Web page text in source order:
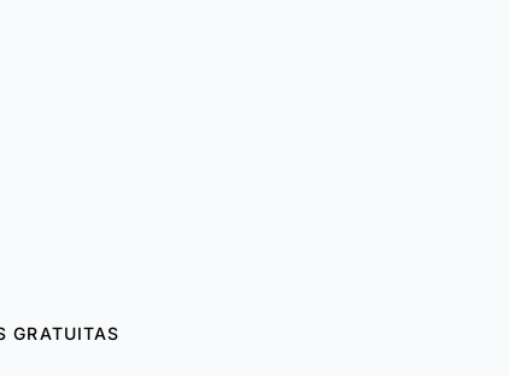
GRATUITAS